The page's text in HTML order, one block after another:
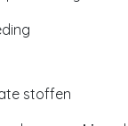
stoffen